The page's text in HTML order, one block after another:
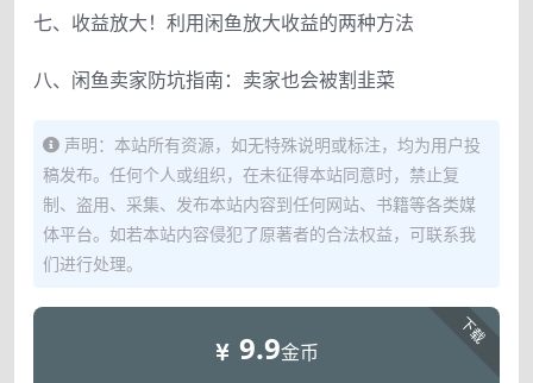
七、收益放大！利用闲鱼放大收益的两种方法
八、闲鱼卖家防坑指南：卖家也会被割韭菜
声明：本站所有资源，如无特殊说明或标注，均为用户投
稿发布。任何个人或组织，在未征得本站同意时，禁止复
制、盗用、采集、发布本站内容到任何网站、书籍等各类媒
体平台。如若本站内容侵犯了原著者的合法权益，可联系我
们进行处理。
下载
9.9金币